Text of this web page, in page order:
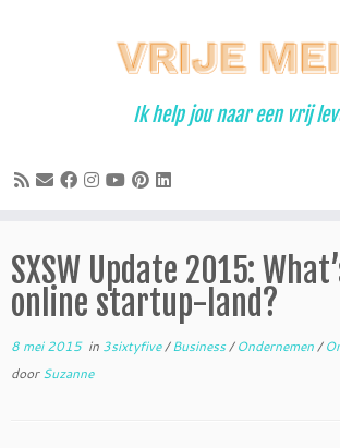
Ik help jou naar een vrij
SXSW Update 2015:
online startup-land?
8 mei 2015in 3sixtyfive/Business/Ondernemen/
doorSuzanne